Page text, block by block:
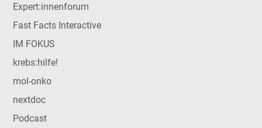
Expert:innenforum
Fast Facts Interactive
IM FOKUS
krebs:hilfe!
mol-onko
nextdoc
Podcast